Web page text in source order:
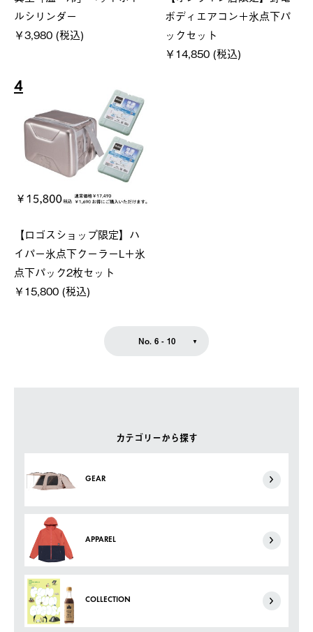
カテゴリーから探す
GEAR
APPAREL
COLLECTION
ルシリンダー
￥3,980 (税込)
ボディエアコン＋氷点下パ
ックセット
￥14,850 (税込)
4
【ロゴスショップ限定】ハ
イパー氷点下クーラーL＋氷
点下パック2枚セット
￥15,800 (税込)
No. 6 - 10